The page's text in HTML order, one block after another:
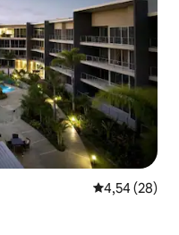
4,54 de uma
4,54 (28)